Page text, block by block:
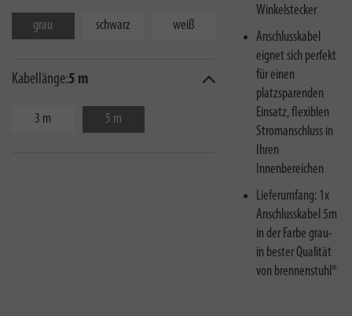
grau schwarz weiß
Kabellänge:5 m
3 m 5 m
Winkelstecker
Anschlusskabel
eignet sich perfekt
für einen
platzsparenden
Einsatz, flexiblen
Stromanschluss in
Ihren
Innenbereichen
Lieferumfang: 1x
Anschlusskabel 5m
in der Farbe grau-
in bester Qualität
von brennenstuhl®